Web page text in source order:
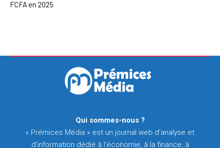
FCFA en 2025
Qui sommes-nous ?
« Prémices Média » est un journal web d’analyse et
d’information dédié à l’économie, à la finance, à